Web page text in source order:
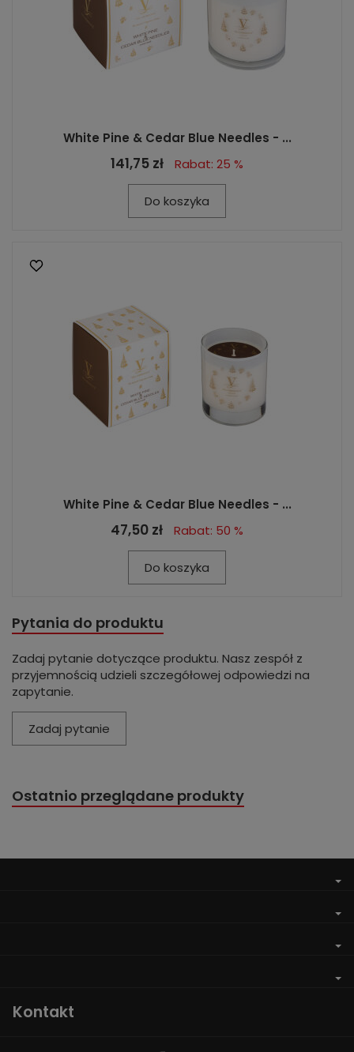
White Pine & Cedar Blue Needles - ...
141,75 zł Rabat: 25 %
Do koszyka
White Pine & Cedar Blue Needles - ...
47,50 zł Rabat: 50 %
Do koszyka
Pytania do produktu
Zadaj pytanie dotyczące produktu. Nasz zespół z
przyjemnością udzieli szczegółowej odpowiedzi na
zapytanie.
Zadaj pytanie
Ostatnio przeglądane produkty
Kontakt